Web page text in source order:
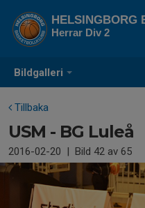
Bildgalleri
HELSINGBORG
Herrar Div 2
Tillbaka
USM - BG Luleå
2016-02-20 | Bild 42 av 65